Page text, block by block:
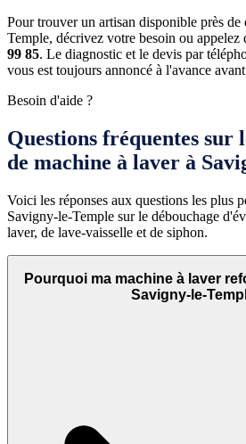
Pour trouver un artisan disponible près
Temple, décrivez votre besoin ou appelez
99 85. Le diagnostic et le devis par
vous est toujours annoncé à l'avance
Besoin d'aide ?
Questions fréquentes sur
de machine à laver à
Voici les réponses aux questions les plus
Savigny-le-Temple sur le débouchage
laver, de lave-vaisselle et de siphon.
Pourquoi ma machine à laver
Savigny-le-